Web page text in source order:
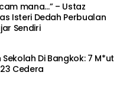
mana…” – Ustaz
Isteri Dedah Perbualan
Sendiri
Di Bangkok: 7 M*ut
Cedera